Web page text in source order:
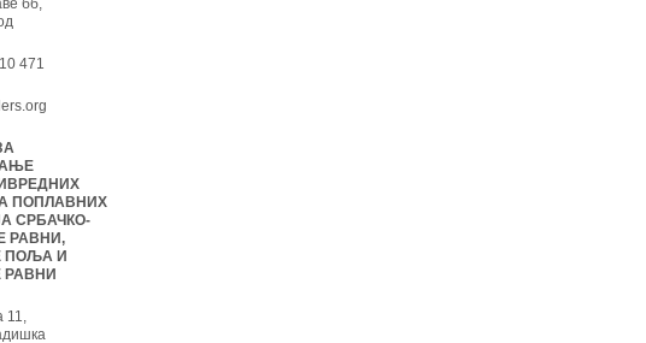
бб,
471
ПОПЛАВНИХ
СРБАЧКО-
РАВНИ,
ПОЉА И
РАВНИ
11,